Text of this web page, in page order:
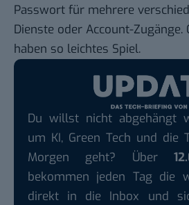
Passwort für mehrere
Dienste oder Account-
haben so leichtes Spiel.
Du willst nicht abgehängt
um KI, Green Tech und die
Morgen geht? Über
bekommen jeden Tag die
direkt in die Inbox und